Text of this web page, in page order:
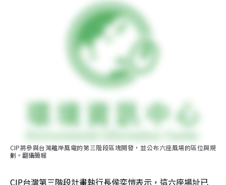
CIP將參與台灣離岸風電的第三階段區塊開發，並公布六座風場的區位與規
劃。翻攝簡報
CIP台灣第三階段計畫執行長侯奕愷表示，這六座場址已